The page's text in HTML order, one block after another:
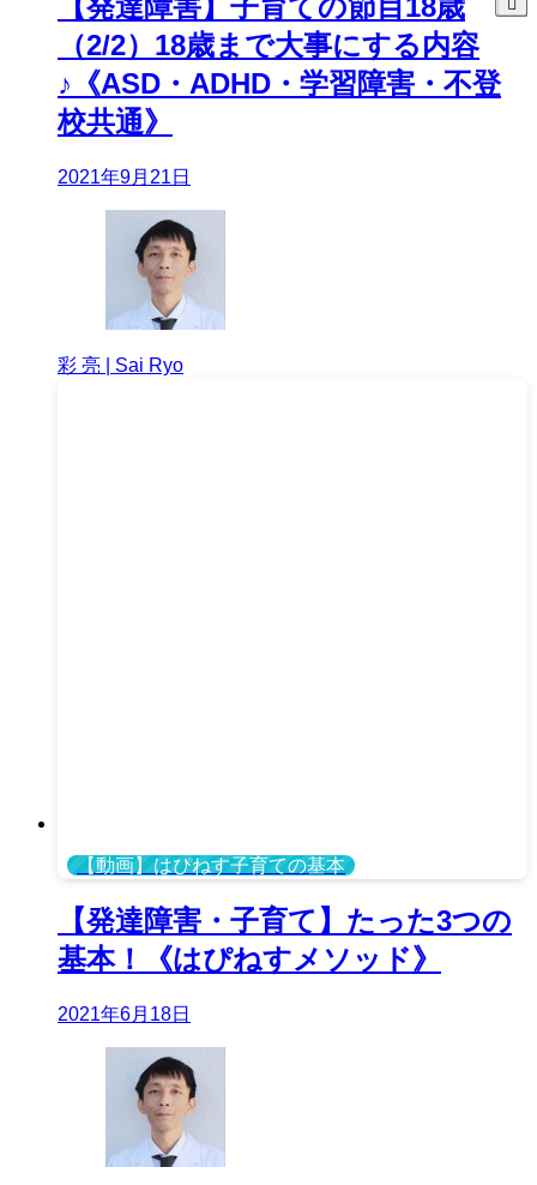
（2/2）18歳まで大事にする内容
♪《ASD・ADHD・学習障害・不登
校共通》
2021年9月21日
彩 亮 | Sai Ryo
【動画】はぴねす子育ての基本
【発達障害・子育て】たった3つの
基本！《はぴねすメソッド》
2021年6月18日